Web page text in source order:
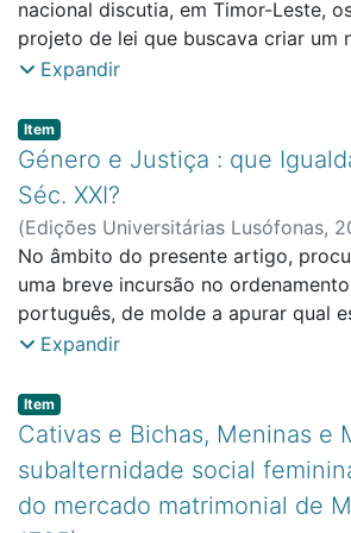
Educação e Administração
nacional discutia, em Timor-Leste,
projeto de lei que buscava criar um
par o combate à violência
território, em Setembro de 1999,
deste tipo vinham sendo elaboradas.
comunidades precisavam ser
muitos dos projetos de cooperação
Um destes, inclusive, um grande
Mundial, intitulado “Community
(CEP), chegava mesmo a ter como
fortalecimento das comunidades
decisão. Os assim chamados
contexto, não era de surpreender o
quando o governo timorense
um projeto de lei para o combate à
doméstica – apresentação feita a
sociedade civil timorense em um
Expandir
Item type:
Item,
Género e Justiça : que
Séc. XXI?
(Edições Universitárias Lusófonas,
Teresa M.; Faculdade de Ciências
Administração
No âmbito do presente artigo,
uma breve incursão no
português, de molde a apurar qual
direito e as instituições judiciais
e mulheres.
Expandir
Item type:
Item,
Cativas e Bichas, Meninas e
subalternidade social
do mercado matrimonial de